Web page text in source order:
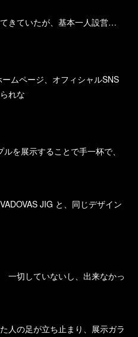
きていたが、基本一人設営…
ムページ、オフィシャルSNS
れな
を展示することで手一杯で、
JIG と、同じデザイン
切していないし、出来なかっ
人の足が立ち止まり、展示ガラ